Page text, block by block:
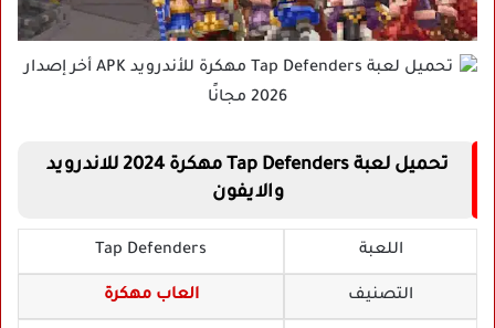
تحميل لعبة Tap Defenders مهكرة 2024 للاندرويد
والايفون
اللعبة Tap Defenders
التصنيف العاب مهكرة